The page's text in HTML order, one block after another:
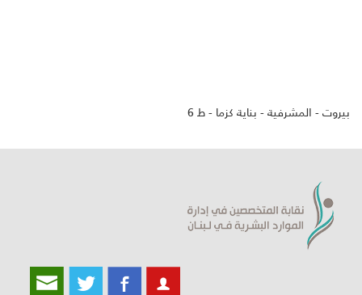
بيروت - المشرفية - بناية كزما - ط 6
ورشة حول لغة الجسد
ندوة تعريفية في الجامعة الأميركية في بيروت AUB عن